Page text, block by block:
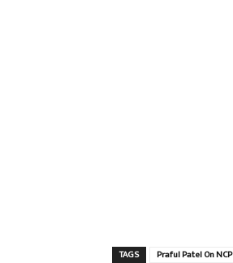
TAGS Praful Patel On